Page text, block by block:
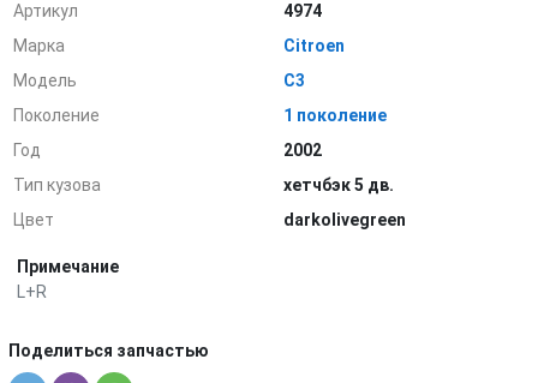
Артикул
4974
Марка
Citroen
Модель
C3
Поколение
1 поколение
Год
2002
Тип кузова
хетчбэк 5 дв.
Цвет
darkolivegreen
Примечание
L+R
Поделиться запчастью